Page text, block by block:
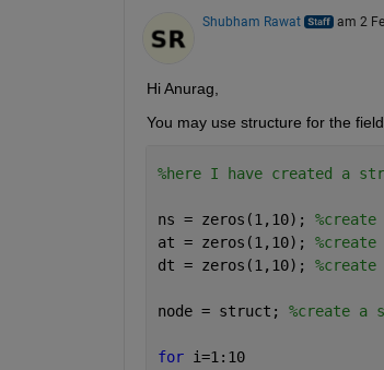
Shubham Rawat am 2
Hi Anurag,
You may use structure for the
%here I have created a
ns = zeros(1,10);
at = zeros(1,10);
dt = zeros(1,10);
node = struct; %create a
for i=1:10